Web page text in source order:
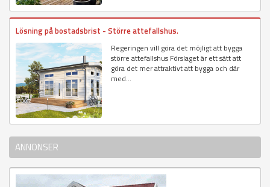
Lösning på bostadsbrist - Större attefallshus.
Regeringen vill göra det möjligt att bygga
större attefallshus Förslaget är ett sätt att
göra det mer attraktivt att bygga och där
med...
ANNONSER